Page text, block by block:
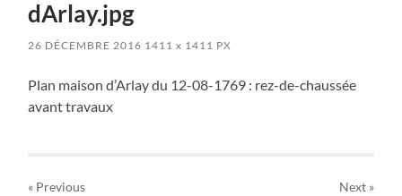
dArlay.jpg
26 DÉCEMBRE 2016 1411x 1411 PX
Plan maison d’Arlay du 12-08-1769 : rez-de-chaussée
avant travaux
« Previous Next»